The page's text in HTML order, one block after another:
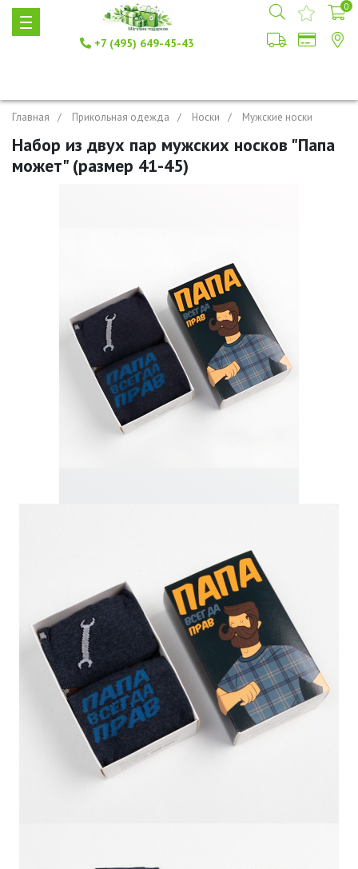
+7 (495) 649-45-43
0
Главная Прикольная одежда Носки Мужские носки
Набор из двух пар мужских носков "Папа
может" (размер 41-45)